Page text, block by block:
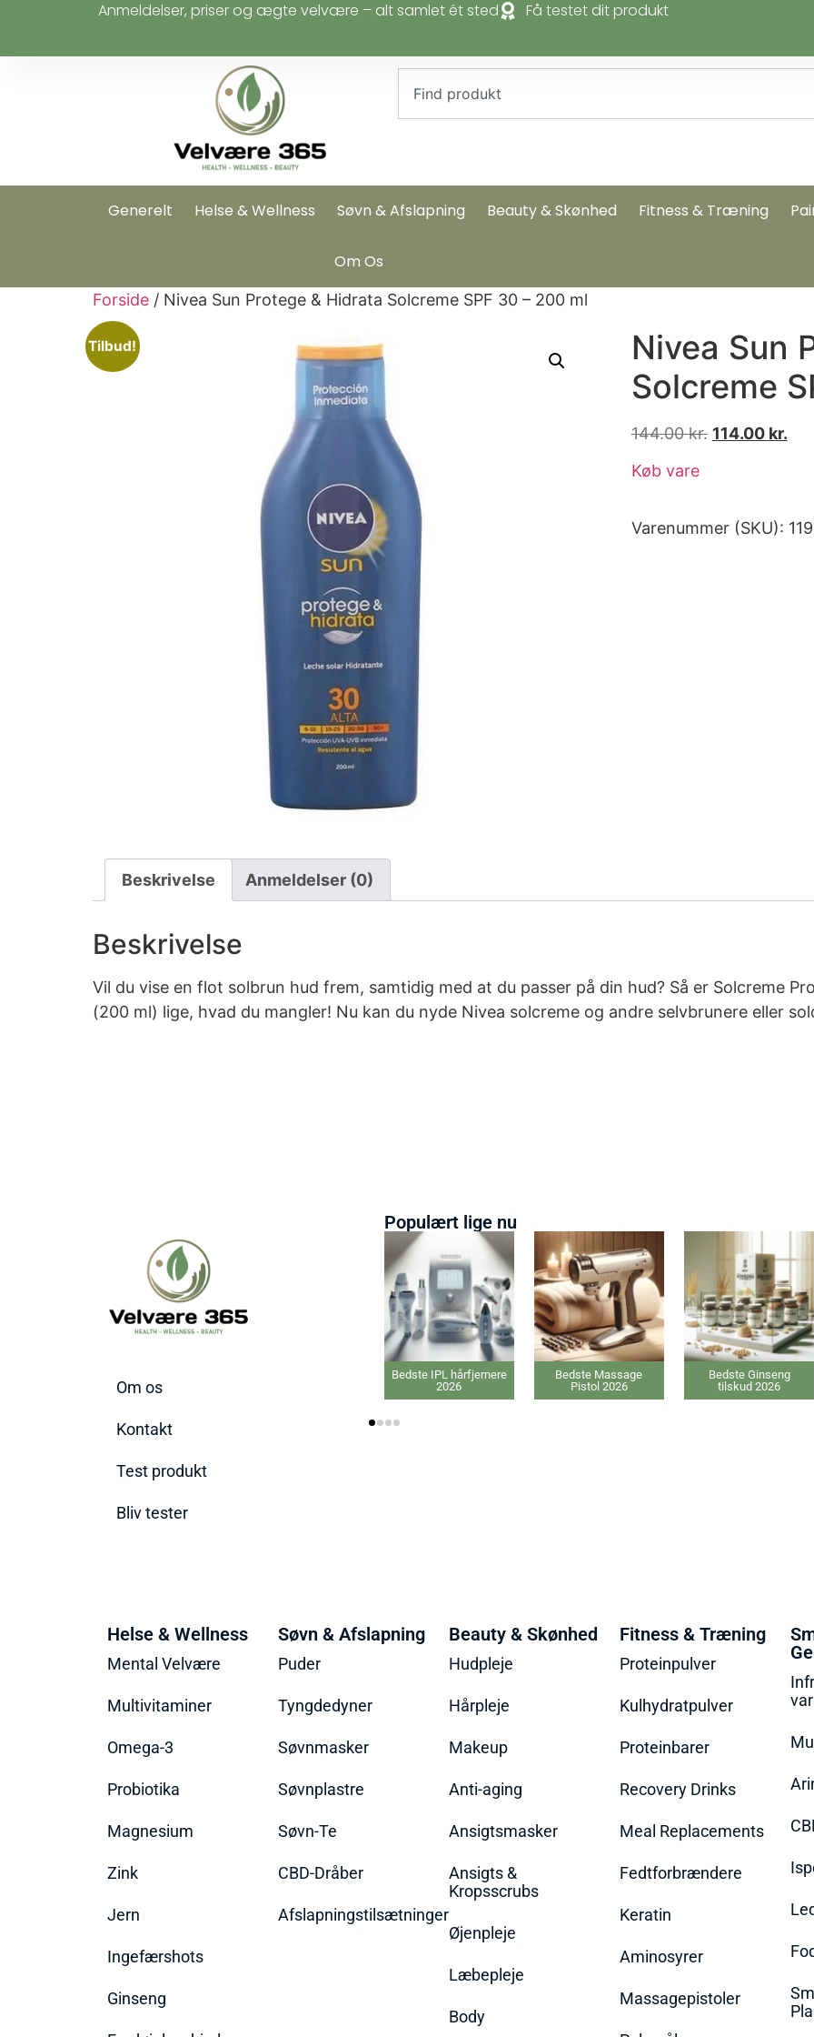
Anmeldelser, priser og ægte velvære – alt samlet ét sted Få testet dit produkt
Generelt Helse & Wellness Søvn & Afslapning Beauty & Skønhed Fitness & Træning
Om Os
Forside / Nivea Sun Protege & Hidrata Solcreme SPF 30 – 200 ml
Tilbud!
Nivea Sun
Solcreme
144.00kr. 114.00 kr.
Køb vare
Varenummer (SKU):
Beskrivelse Anmeldelser (0)
Beskrivelse
Vil du vise en flot solbrun hud frem, samtidig med at du passer på din hud? Så er Solcreme
(200 ml) lige, hvad du mangler! Nu kan du nyde Nivea solcreme og andre selvbrunere eller
Om os
Kontakt
Test produkt
Bliv tester
Populært lige nu
Bedste IPL hårfjernere
2026
Bedste Massage
Pistol 2026
Bedste Ginseng
tilskud 2026
Helse & Wellness
Mental Velvære
Multivitaminer
Omega-3
Probiotika
Magnesium
Zink
Jern
Ingefærshots
Ginseng
Søvn & Afslapning
Puder
Tyngdedyner
Søvnmasker
Søvnplastre
Søvn-Te
CBD-Dråber
Afslapningstilsætninger
Beauty & Skønhed
Hudpleje
Hårpleje
Makeup
Anti-aging
Ansigtsmasker
Ansigts &
Kropsscrubs
Øjenpleje
Læbepleje
Body
Fitness & Træning
Proteinpulver
Kulhydratpulver
Proteinbarer
Recovery Drinks
Meal Replacements
Fedtforbrændere
Keratin
Aminosyrer
Massagepistoler